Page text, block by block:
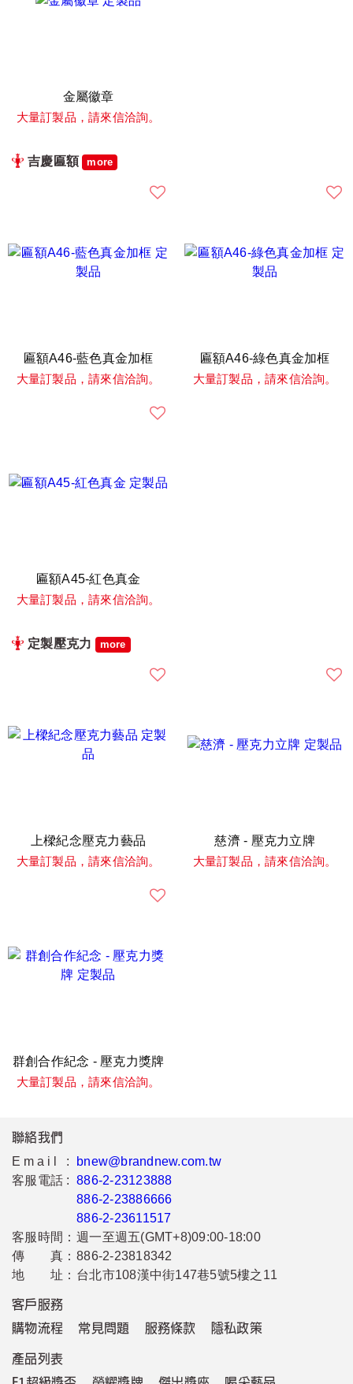
金屬徽章
大量訂製品，請來信洽詢。
吉慶匾額 more
匾額A46-藍色真金加框
大量訂製品，請來信洽詢。
匾額A46-綠色真金加框
大量訂製品，請來信洽詢。
匾額A45-紅色真金
大量訂製品，請來信洽詢。
定製壓克力 more
上樑紀念壓克力藝品
大量訂製品，請來信洽詢。
慈濟 - 壓克力立牌
大量訂製品，請來信洽詢。
群創合作紀念 - 壓克力獎牌
大量訂製品，請來信洽詢。
聯絡我們
Email :
bnew@brandnew.com.tw
客服電話 : 886-2-23123888
886-2-23886666
886-2-23611517
客服時間： 週一至週五(GMT+8)09:00-18:00
傳 真： 886-2-23818342
地 址： 台北市108漢中街147巷5號5樓之11
客戶服務
購物流程
常見問題 服務條款 隱私政策
產品列表